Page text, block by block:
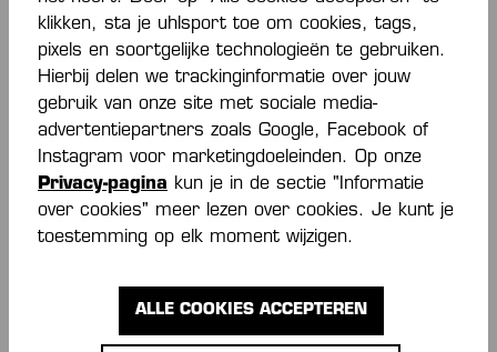
STMNT HOSE
Van € 50,00*
PERFORMANCE
SHORT
Van€ 20,00*
klikken, sta je uhlsport toe om cookies, tags,
pixels en soortgelijke technologieën te gebruiken.
Hierbij delen we trackinginformatie over jouw
gebruik van onze site met sociale media-
advertentiepartners zoals Google, Facebook of
Instagram voor marketingdoeleinden. Op onze
Privacy-pagina kun je in de sectie "Informatie
over cookies" meer lezen over cookies. Je kunt je
toestemming op elk moment wijzigen.
ALLE COOKIES ACCEPTEREN